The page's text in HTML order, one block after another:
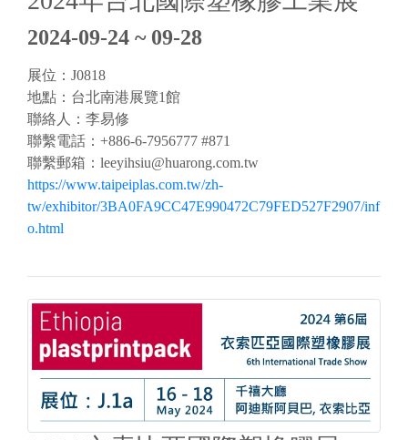
2024-09-24 ~ 09-28
展位：J0818
地點：台北南港展覽1館
聯絡人：李易修
聯繫電話：+886-6-7956777 #871
聯繫郵箱： leeyihsiu@huarong.com.tw
https://www.taipeiplas.com.tw/zh-
tw/exhibitor/3BA0FA9CC47E990472C79FED527F2907/inf
o.html